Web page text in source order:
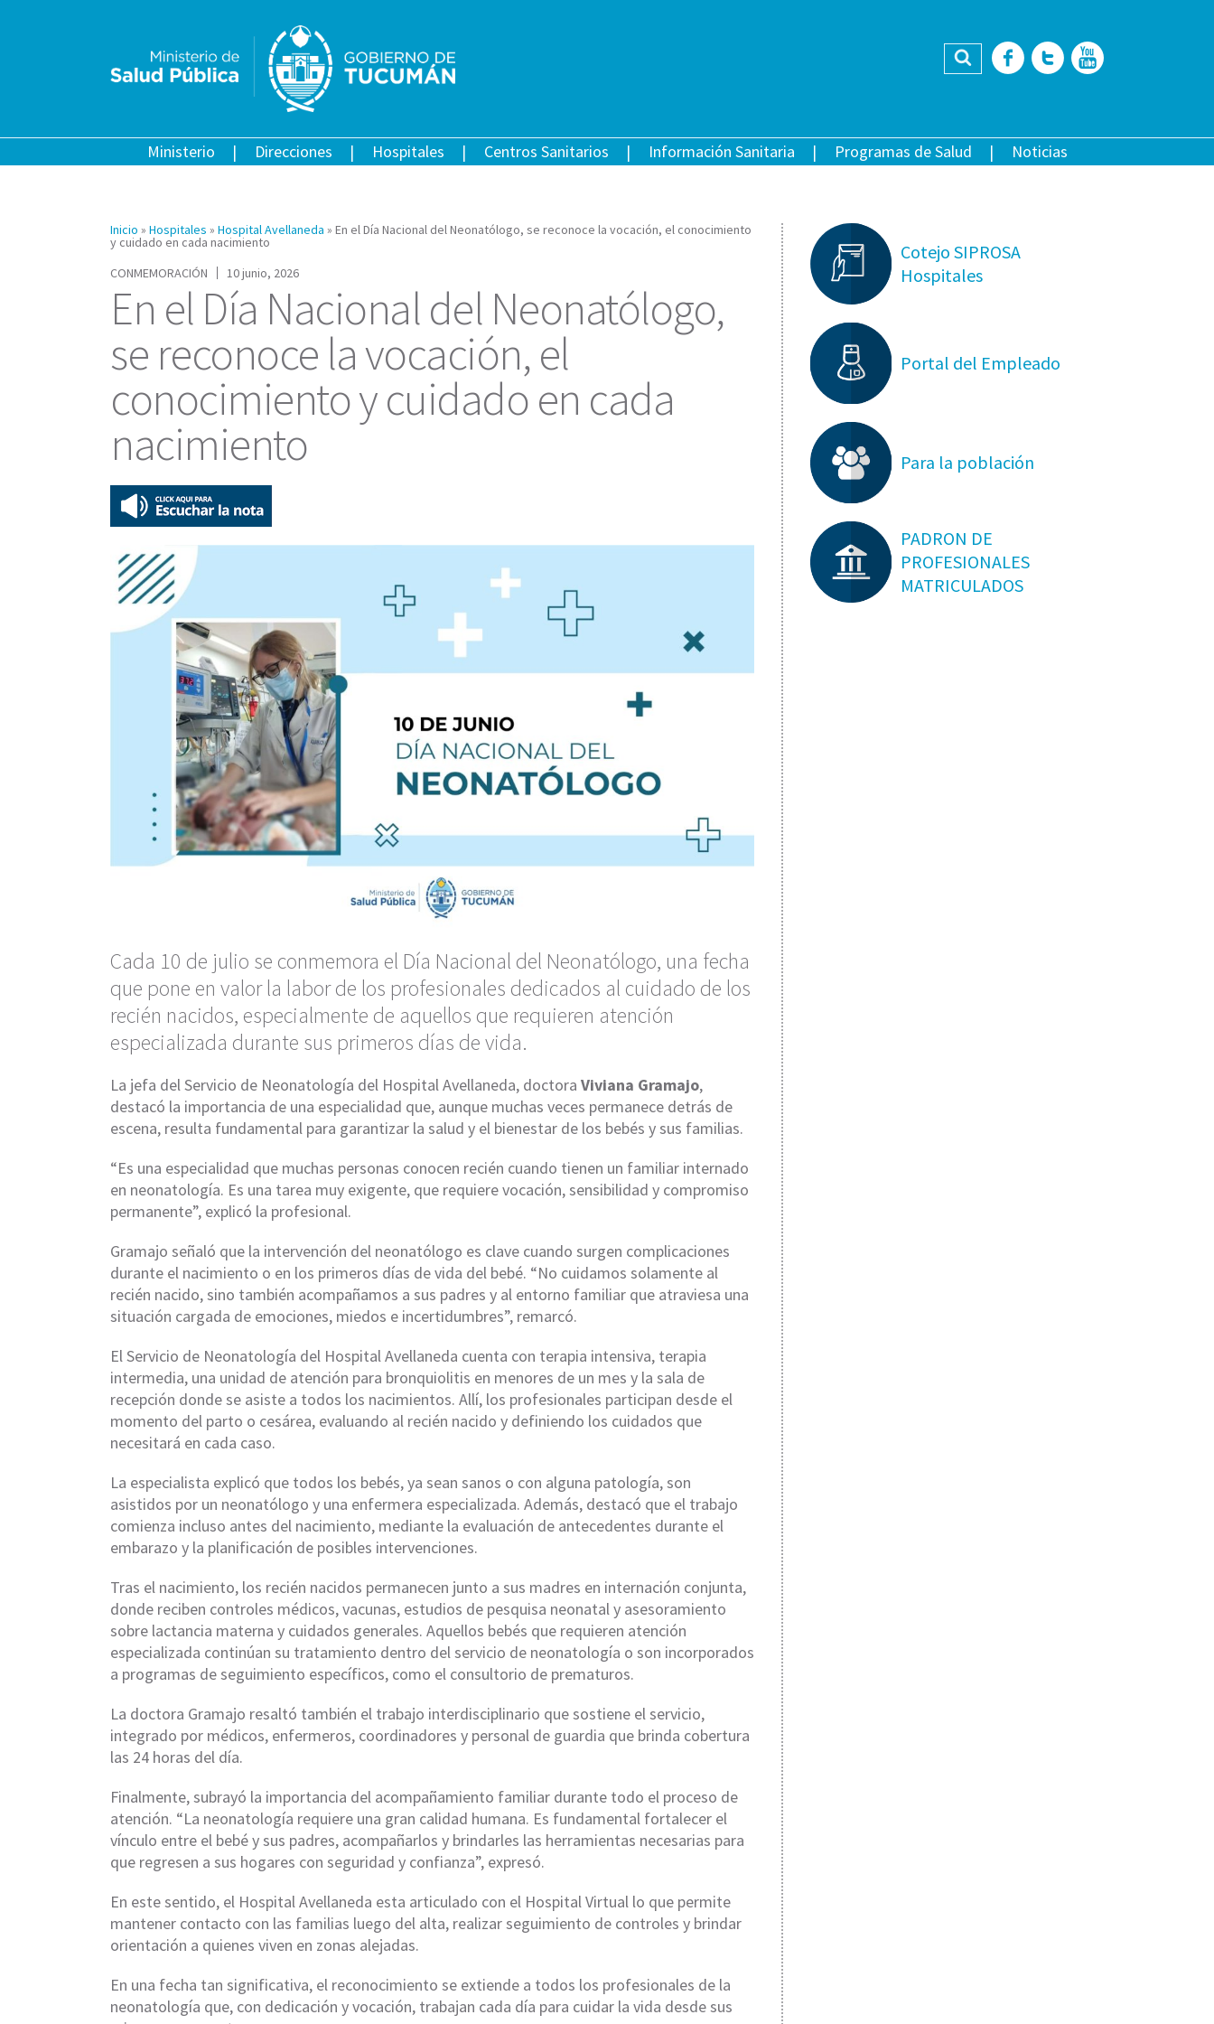
Buscar Facebook
Twitter
Ministerio Direcciones Hospitales Centros Sanitarios Información Sanitaria Programas de Salud Noticias
Inicio » Hospitales » Hospital Avellaneda » En el Día Nacional del Neonatólogo, se reconoce la vocación, el conocimiento
y cuidado en cada nacimiento
CONMEMORACIÓN
10 junio, 2026
En el Día Nacional del Neonatólogo,
se reconoce la vocación, el
conocimiento y cuidado en cada
nacimiento
Cada 10 de julio se conmemora el Día Nacional del Neonatólogo, una fecha
que pone en valor la labor de los profesionales dedicados al cuidado de los
recién nacidos, especialmente de aquellos que requieren atención
especializada durante sus primeros días de vida.
La jefa del Servicio de Neonatología del Hospital Avellaneda, doctora Viviana Gramajo,
destacó la importancia de una especialidad que, aunque muchas veces permanece detrás de
escena, resulta fundamental para garantizar la salud y el bienestar de los bebés y sus familias.
“Es una especialidad que muchas personas conocen recién cuando tienen un familiar internado
en neonatología. Es una tarea muy exigente, que requiere vocación, sensibilidad y compromiso
permanente”, explicó la profesional.
Gramajo señaló que la intervención del neonatólogo es clave cuando surgen complicaciones
durante el nacimiento o en los primeros días de vida del bebé. “No cuidamos solamente al
recién nacido, sino también acompañamos a sus padres y al entorno familiar que atraviesa una
situación cargada de emociones, miedos e incertidumbres”, remarcó.
El Servicio de Neonatología del Hospital Avellaneda cuenta con terapia intensiva, terapia
intermedia, una unidad de atención para bronquiolitis en menores de un mes y la sala de
recepción donde se asiste a todos los nacimientos. Allí, los profesionales participan desde el
momento del parto o cesárea, evaluando al recién nacido y definiendo los cuidados que
necesitará en cada caso.
La especialista explicó que todos los bebés, ya sean sanos o con alguna patología, son
asistidos por un neonatólogo y una enfermera especializada. Además, destacó que el trabajo
comienza incluso antes del nacimiento, mediante la evaluación de antecedentes durante el
embarazo y la planificación de posibles intervenciones.
Tras el nacimiento, los recién nacidos permanecen junto a sus madres en internación conjunta,
donde reciben controles médicos, vacunas, estudios de pesquisa neonatal y asesoramiento
sobre lactancia materna y cuidados generales. Aquellos bebés que requieren atención
especializada continúan su tratamiento dentro del servicio de neonatología o son incorporados
a programas de seguimiento específicos, como el consultorio de prematuros.
La doctora Gramajo resaltó también el trabajo interdisciplinario que sostiene el servicio,
integrado por médicos, enfermeros, coordinadores y personal de guardia que brinda cobertura
las 24 horas del día.
Finalmente, subrayó la importancia del acompañamiento familiar durante todo el proceso de
atención. “La neonatología requiere una gran calidad humana. Es fundamental fortalecer el
vínculo entre el bebé y sus padres, acompañarlos y brindarles las herramientas necesarias para
que regresen a sus hogares con seguridad y confianza”, expresó.
En este sentido, el Hospital Avellaneda esta articulado con el Hospital Virtual lo que permite
mantener contacto con las familias luego del alta, realizar seguimiento de controles y brindar
orientación a quienes viven en zonas alejadas.
En una fecha tan significativa, el reconocimiento se extiende a todos los profesionales de la
neonatología que, con dedicación y vocación, trabajan cada día para cuidar la vida desde sus
Cotejo SIPROSA
Hospitales
Portal del Empleado
Para la población
PADRON DE
PROFESIONALES
MATRICULADOS